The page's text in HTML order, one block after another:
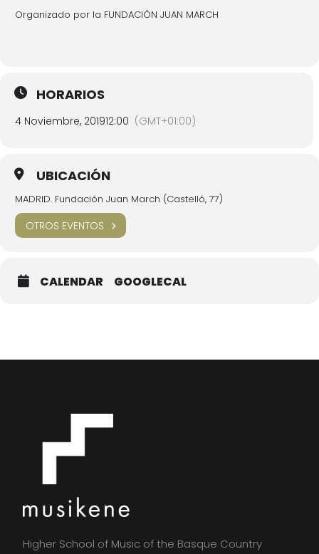
Organizado por la FUNDACIÓN JUAN MARCH
HORARIOS
4 Noviembre, 201912:00 (GMT+01:00)
UBICACIÓN
MADRID. Fundación Juan March (Castelló, 77)
OTROS EVENTOS
CALENDAR GOOGLECAL
Higher School of Music of the Basque Country